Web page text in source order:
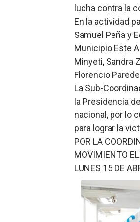
lucha contra la
En la actividad
Samuel Peña y
Municipio Este
Minyeti, Sandra
Florencio
La Sub-
la Presidencia
nacional, por lo
para lograr la
POR LA
MOVIMIENTO
LUNES 15 DE